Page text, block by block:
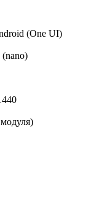
(One UI)
(nano)